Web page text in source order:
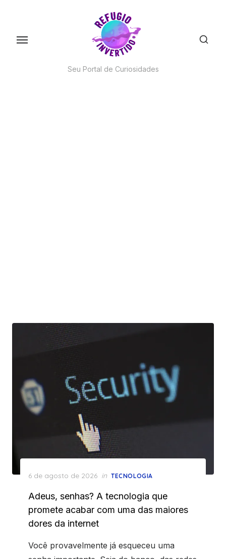
Seu Portal de Curiosidades
Posted
6 de agosto de 2026 in TECNOLOGIA
Adeus, senhas? A tecnologia que
promete acabar com uma das maiores
dores da internet
Você provavelmente já esqueceu uma